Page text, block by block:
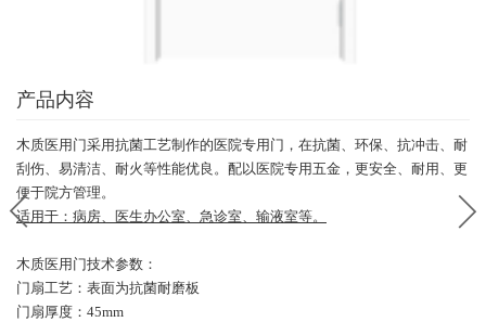
产品内容
木质医用门采用抗菌工艺制作的医院专用门，在抗菌、环保、抗冲击、耐
刮伤、易清洁、耐火等性能优良。配以医院专用五金，更安全、耐用、更
便于院方管理。
适用于：病房、医生办公室、急诊室、输液室等。
木质医用门技术参数：
门扇工艺：表面为抗菌耐磨板
门扇厚度：45mm